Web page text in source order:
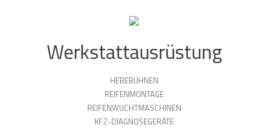
Werkstattausrüstung
HEBEBÜHNEN
REIFENMONTAGE
REIFENWUCHTMASCHINEN
KFZ-DIAGNOSEGERÄTE